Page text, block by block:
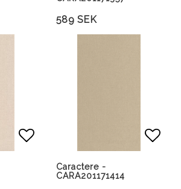
589 SEK
Lägg till i favoritlistan
Caractere -
CARA201171414